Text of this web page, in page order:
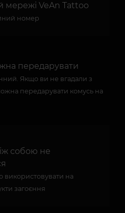
мережі VeAn Tattoo
номер
передарувати
Якщо ви не вгадали з
передарувати комусь на
собою не
на
загоєння